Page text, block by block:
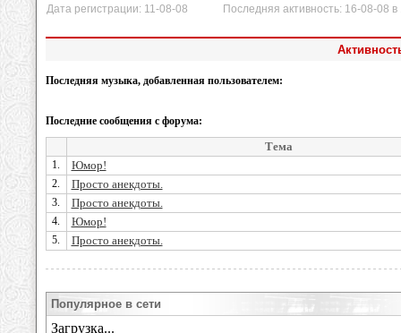
Дата регистрации: 11-08-08 Последняя активность: 16-08-08 в
Последняя музыка, добавленная пользователем:
Последние сообщения с форума:
Тема
1. Юмор!
2. Просто анекдоты.
3. Просто анекдоты.
4. Юмор!
5. Просто анекдоты.
Популярное в сети